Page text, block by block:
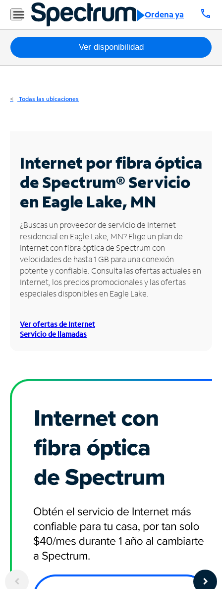
Ordena ya call
Residencial
Business
Paquetes
Internet
Business
Contáctanos
Inglés
Administrar
cuenta
Encuentra
una
tienda
Ver disponibilidad
Todas las ubicaciones
Internet por fibra óptica
de Spectrum®Servicio
en Eagle Lake, MN
¿Buscas un proveedor de servicio de Internet
residencial en Eagle Lake, MN? Elige un plan de
Internet con fibra óptica de Spectrum con
velocidades de hasta 1 GB para una conexión
potente y confiable. Consulta las ofertas actuales en
Internet, los precios promocionales y las ofertas
especiales disponibles en Eagle Lake.
Ver ofertas de Internet
Servicio de llamadas